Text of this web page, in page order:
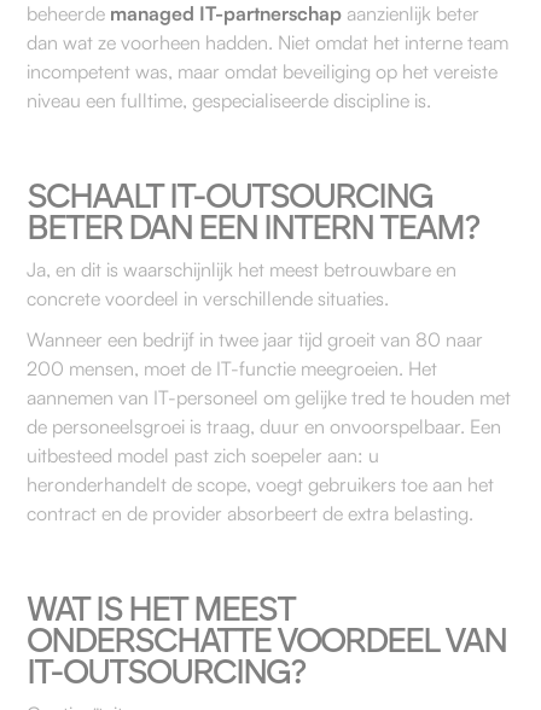
beheerde managed IT-partnerschap aanzienlijk beter
dan wat ze voorheen hadden. Niet omdat het interne team
incompetent was, maar omdat beveiliging op het vereiste
niveau een fulltime, gespecialiseerde discipline is.
SCHAALT IT-OUTSOURCING
BETER DAN EEN INTERN TEAM?
Ja, en dit is waarschijnlijk het meest betrouwbare en
concrete voordeel in verschillende situaties.
Wanneer een bedrijf in twee jaar tijd groeit van 80 naar
200 mensen, moet de IT-functie meegroeien. Het
aannemen van IT-personeel om gelijke tred te houden met
de personeelsgroei is traag, duur en onvoorspelbaar. Een
uitbesteed model past zich soepeler aan: u
heronderhandelt de scope, voegt gebruikers toe aan het
contract en de provider absorbeert de extra belasting.
WAT IS HET MEEST
ONDERSCHATTE VOORDEEL VAN
IT-OUTSOURCING?